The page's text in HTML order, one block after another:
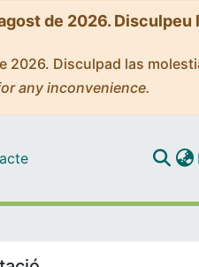
de 2026. Disculpeu
2026. Disculpad las
any inconvenience.